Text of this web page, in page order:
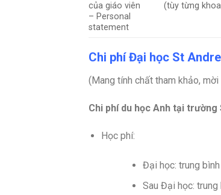
của giáo viên
– Personal
statement
(tùy từng
Chi phí Đại học St
(Mang tính chất tham khảo,
Chi phí du học Anh tại trường
Học phí:
Đại học: trung
Sau Đại học: